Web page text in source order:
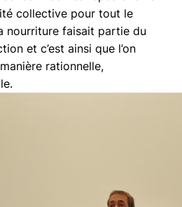
collective pour tout le
nourriture faisait partie du
et c’est ainsi que l’on
rationnelle,